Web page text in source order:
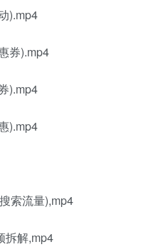
).mp4
券).mp4
).mp4
).mp4
索流量),mp4
拆解,mp4